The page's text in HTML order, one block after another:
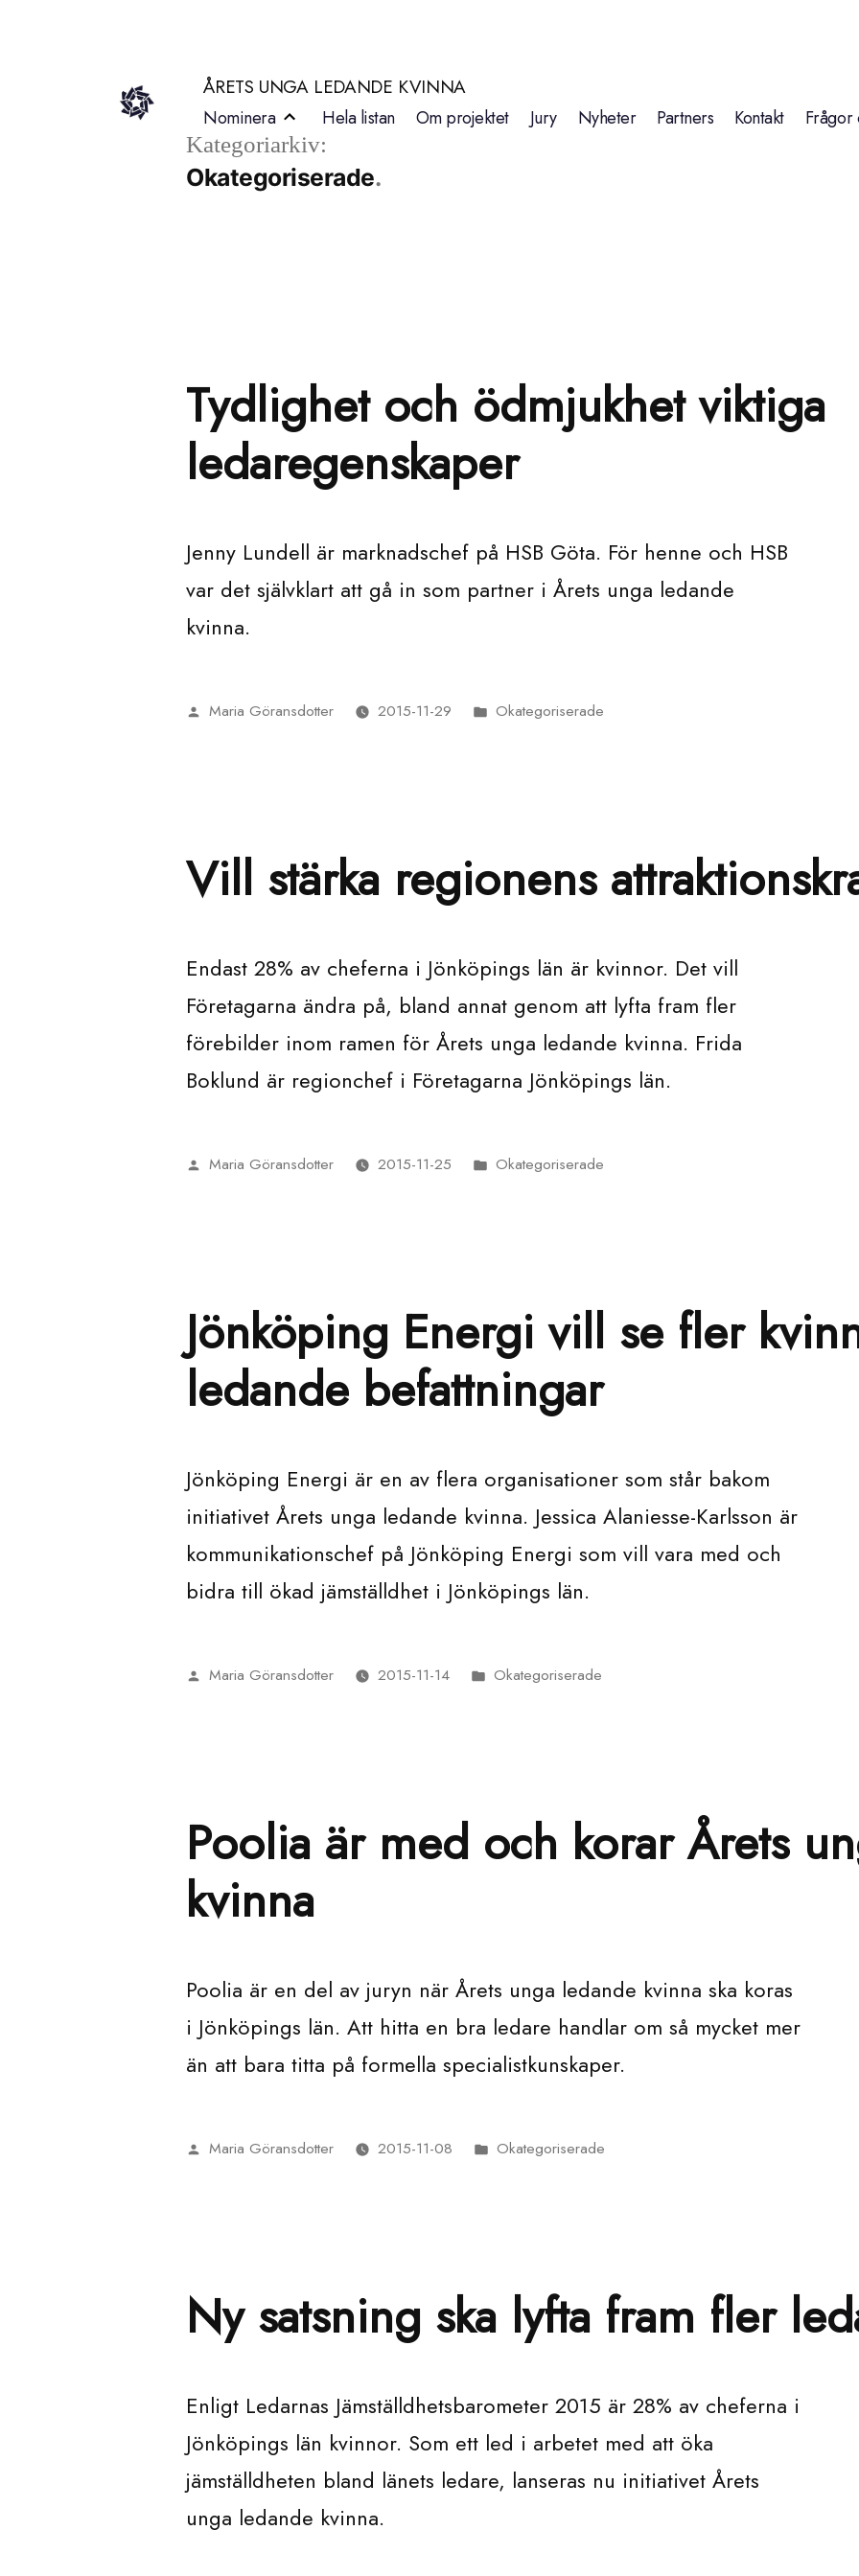
ÅRETS UNGA LEDANDE KVINNA
Nominera Hela listan Om projektet Jury Nyheter Partners Kontakt Frågor
Kategoriarkiv:
Okategoriserade
Tydlighet och ödmjukhet viktiga
ledaregenskaper
Jenny Lundell är marknadschef på HSB Göta. För henne och HSB
var det självklart att gå in som partner i Årets unga ledande
kvinna.
Publicerat
Maria Göransdotter 2015-11-29
Publicerat
Okategoriserade
Vill stärka regionens
Endast 28% av cheferna i Jönköpings län är kvinnor. Det vill
Företagarna ändra på, bland annat genom att lyfta fram fler
förebilder inom ramen för Årets unga ledande kvinna. Frida
Boklund är regionchef i Företagarna Jönköpings län.
Publicerat
Maria Göransdotter 2015-11-25
Publicerat
Okategoriserade
Jönköping Energi vill se fler
ledande befattningar
Jönköping Energi är en av flera organisationer som står bakom
initiativet Årets unga ledande kvinna. Jessica Alaniesse-Karlsson är
kommunikationschef på Jönköping Energi som vill vara med och
bidra till ökad jämställdhet i Jönköpings län.
Publicerat
Maria Göransdotter 2015-11-14
Publicerat
Okategoriserade
Poolia är med och korar Årets
kvinna
Poolia är en del av juryn när Årets unga ledande kvinna ska koras
i Jönköpings län. Att hitta en bra ledare handlar om så mycket mer
än att bara titta på formella specialistkunskaper.
Publicerat
Maria Göransdotter 2015-11-08
Publicerat
Okategoriserade
Ny satsning ska lyfta fram fler
Enligt Ledarnas Jämställdhetsbarometer 2015 är 28% av cheferna i
Jönköpings län kvinnor. Som ett led i arbetet med att öka
jämställdheten bland länets ledare, lanseras nu initiativet Årets
unga ledande kvinna.